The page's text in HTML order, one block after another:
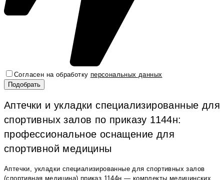
Согласен на обработку персональных данных
Аптечки и укладки специализированные для
спортивных залов по приказу 1144н:
профессиональное оснащение для
спортивной медицины
Аптечки, укладки специализированные для спортивных залов
(спортивная медицина) приказ 1144н — комплекты медицинских